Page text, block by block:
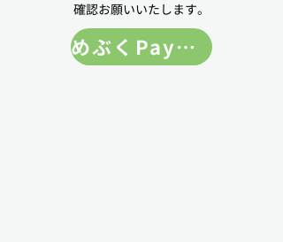
確認お願いいたします。
めぶくPay ホームページ